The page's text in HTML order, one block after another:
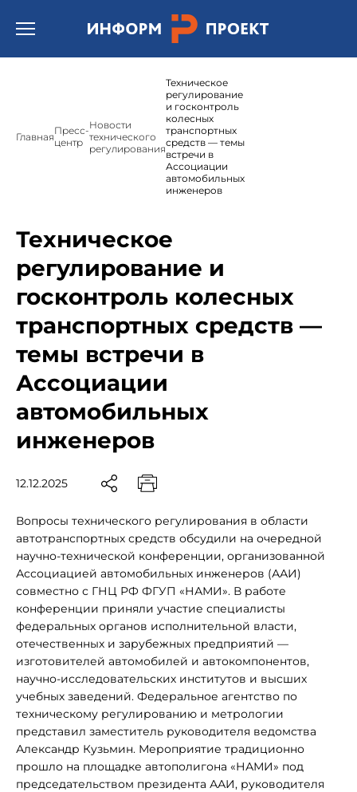
Открыть бургер меню.
ГлавнаяПресс-
центр
Новости
технического
регулирования
Техническое
регулирование
и госконтроль
колесных
транспортных
средств — темы
встречи в
Ассоциации
автомобильных
инженеров
Техническое
регулирование и
госконтроль колесных
транспортных средств —
темы встречи в
Ассоциации
автомобильных
инженеров
12.12.2025
Вопросы технического регулирования в области
автотранспортных средств обсудили на очередной
научно-технической конференции, организованной
Ассоциацией автомобильных инженеров (ААИ)
совместно с ГНЦ РФ ФГУП «НАМИ». В работе
конференции приняли участие специалисты
федеральных органов исполнительной власти,
отечественных и зарубежных предприятий —
изготовителей автомобилей и автокомпонентов,
научно-исследовательских институтов и высших
учебных заведений. Федеральное агентство по
техническому регулированию и метрологии
представил заместитель руководителя ведомства
Александр Кузьмин. Мероприятие традиционно
прошло на площадке автополигона «НАМИ» под
председательством президента ААИ, руководителя